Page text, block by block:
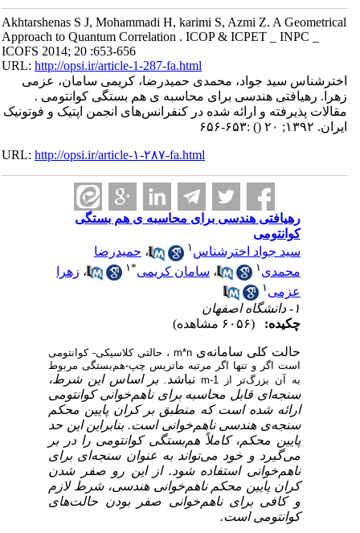
Akhtarshenas S J, Mohammadi H, karimi S, Azmi Z. A Geometrical
Approach to Quantum Correlation . ICOP & ICPET _ INPC _
ICOFS 2014; 20 :653-656
URL:http://opsi.ir/article-1-287-fa.html
اخترشناس سید جواد، محمدی حمیدرضا، کریمی سامان، عزمی
زهرا. رهیافتی هندسی برای محاسبه ی هم بستگی کوانتومی .
مقالات پذیرفته و ارائه شده در کنفرانس‌های انجمن اپتیک و فوتونیک
ایران. ۱۳۹۲; ۲۰
() :۶۵۳-۶۵۶
URL:http://opsi.ir/article-۱-۲۸۷-fa.html
رهیافتی هندسی برای محاسبه ی هم بستگی
کوانتومی
سید جواد اخترشناس
،حمیدرضا
محمدی
،سامان کریمی ۱ ،زهرا
عزمی
چکیده:
حالت کلی سامانه‌یm*n ، حالتی کلاسیکی- کوانتومی
استاگر و تنها اگر مرتبه ماتریس چپ-هم‌بستگی مربوط
به آن بزرگ‌تر از m-1
نباشد.بر اساس این شرط،
سنجه‌ای قابل محاسبه برای ناهم‌خوانی کوانتومی
ارائه شده است که منطبق بر کران پایین محکم
سنجه‌ی هندسی ناهم‌خوانی است. بنابراین این حد
پایین محکم، کاملاً هم‌بستگی کوانتومی را در بر
می‌گیرد و خود می‌تواند به عنوان سنجه‌ای برای
ناهم‌خوانی استفاده شود. از این رو صفر شدن
کران پایین محکم ناهم‌خوانی هندسی، شرط لازم
و کافی برای ناهم‌خوانی صفر بودن حالت‌های
کوانتومی است.